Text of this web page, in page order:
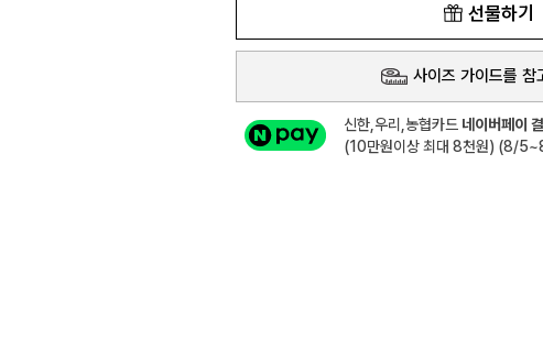
선물하기
사이즈 가이드를 참
신한,우리,농협카드 네이버페이
(10만원이상 최대 8천원) (8/